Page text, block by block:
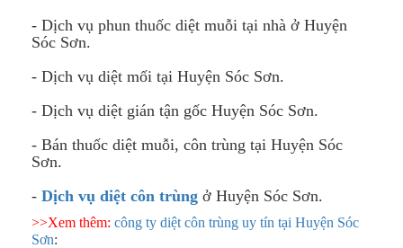
- Dịch vụ phun thuốc diệt muỗi tại nhà ở Huyện
Sóc Sơn.
- Dịch vụ diệt mối tại Huyện Sóc Sơn.
- Dịch vụ diệt gián tận gốc Huyện Sóc Sơn.
- Bán thuốc diệt muỗi, côn trùng tại Huyện Sóc
Sơn.
- Dịch vụ diệt côn trùng ở Huyện Sóc Sơn.
>>Xem thêm: công ty diệt côn trùng uy tín tại Huyện Sóc
Sơn: